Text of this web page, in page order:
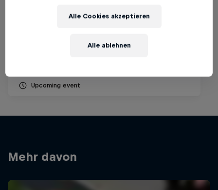
Silverstone Circuit, Vereinigtes Königreich
Upcoming event
Mehr davon
Alle ablehnen
Alle Cookies akzeptieren